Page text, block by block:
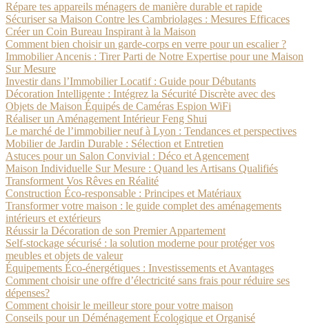
Répare tes appareils ménagers de manière durable et rapide
Sécuriser sa Maison Contre les Cambriolages : Mesures Efficaces
Créer un Coin Bureau Inspirant à la Maison
Comment bien choisir un garde-corps en verre pour un escalier ?
Immobilier Ancenis : Tirer Parti de Notre Expertise pour une Maison
Sur Mesure
Investir dans l’Immobilier Locatif : Guide pour Débutants
Décoration Intelligente : Intégrez la Sécurité Discrète avec des
Objets de Maison Équipés de Caméras Espion WiFi
Réaliser un Aménagement Intérieur Feng Shui
Le marché de l’immobilier neuf à Lyon : Tendances et perspectives
Mobilier de Jardin Durable : Sélection et Entretien
Astuces pour un Salon Convivial : Déco et Agencement
Maison Individuelle Sur Mesure : Quand les Artisans Qualifiés
Transforment Vos Rêves en Réalité
Construction Éco-responsable : Principes et Matériaux
Transformer votre maison : le guide complet des aménagements
intérieurs et extérieurs
Réussir la Décoration de son Premier Appartement
Self-stockage sécurisé : la solution moderne pour protéger vos
meubles et objets de valeur
Équipements Éco-énergétiques : Investissements et Avantages
Comment choisir une offre d’électricité sans frais pour réduire ses
dépenses?
Comment choisir le meilleur store pour votre maison
Conseils pour un Déménagement Écologique et Organisé